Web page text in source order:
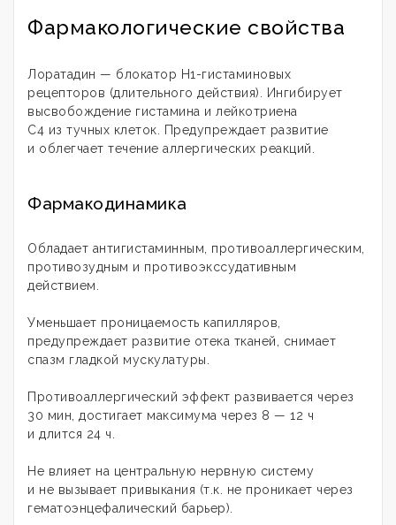
Фармакологические свойства
Лоратадин — блокатор Н1-гистаминовых
рецепторов (длительного действия). Ингибирует
высвобождение гистамина и лейкотриена
С4 из тучных клеток. Предупреждает развитие
и облегчает течение аллергических реакций.
Фармакодинамика
Обладает антигистаминным, противоаллергическим,
противозудным и противоэкссудативным
действием.
Уменьшает проницаемость капилляров,
предупреждает развитие отека тканей, снимает
спазм гладкой мускулатуры.
Противоаллергический эффект развивается через
30 мин, достигает максимума через 8 — 12 ч
и длится 24 ч.
Не влияет на центральную нервную систему
и не вызывает привыкания (т.к. не проникает через
гематоэнцефалический барьер).